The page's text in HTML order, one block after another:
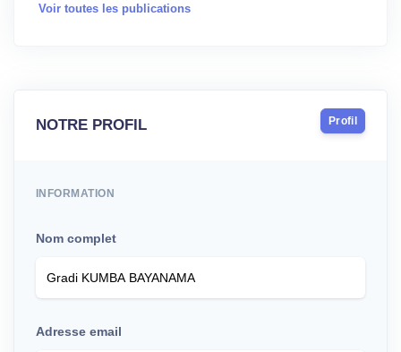
Voir toutes les publications
NOTRE PROFIL Profil
INFORMATION
Nom complet
Adresse email